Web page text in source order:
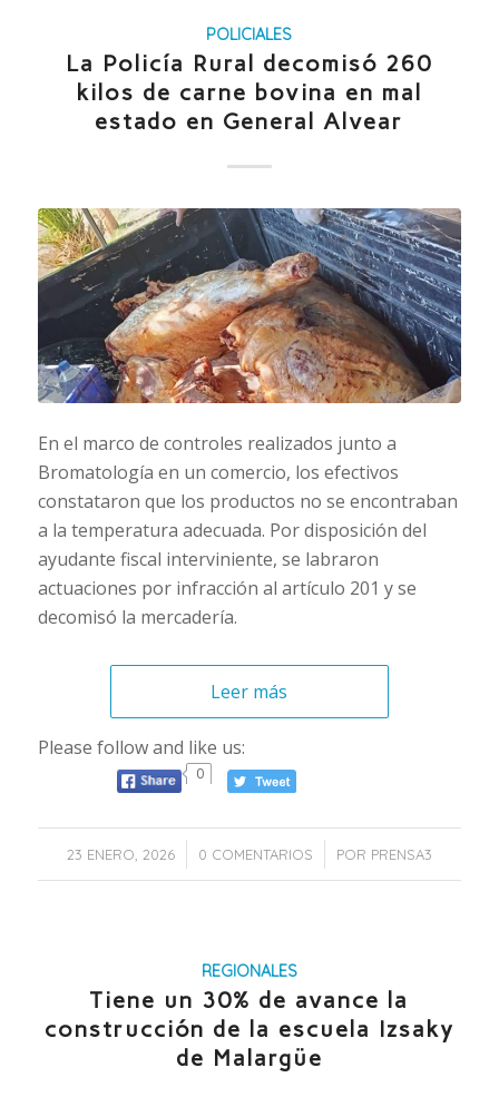
POLICIALES
La Policía Rural decomisó 260
kilos de carne bovina en mal
estado en General Alvear
En el marco de controles realizados junto a
Bromatología en un comercio, los efectivos
constataron que los productos no se encontraban
a la temperatura adecuada. Por disposición del
ayudante fiscal interviniente, se labraron
actuaciones por infracción al artículo 201 y se
decomisó la mercadería.
Leer más
Please follow and like us:
0
23 ENERO, 2026
/ 0 COMENTARIOS
/ POR PRENSA3
REGIONALES
Tiene un 30% de avance la
construcción de la escuela Izsaky
de Malargüe